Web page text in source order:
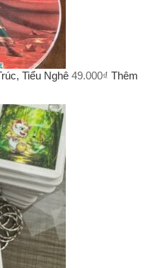
Tiểu Nghê 49.000₫ Thêm